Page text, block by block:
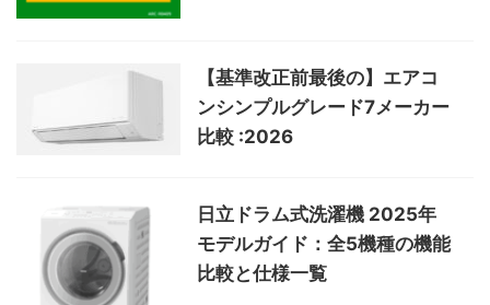
【基準改正前最後の】エアコ
ンシンプルグレード7メーカー
比較 :2026
日立ドラム式洗濯機 2025年
モデルガイド：全5機種の機能
比較と仕様一覧